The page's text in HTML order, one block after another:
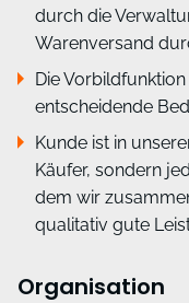
durch die
Warenversand
Die
entscheidende
Kunde ist in
Käufer, sondern
dem wir
qualitativ gute
Organisation